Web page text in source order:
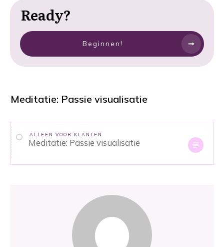
Ready?
Beginnen!
Meditatie: Passie visualisatie
ALLEEN VOOR KLANTEN
Meditatie: Passie visualisatie